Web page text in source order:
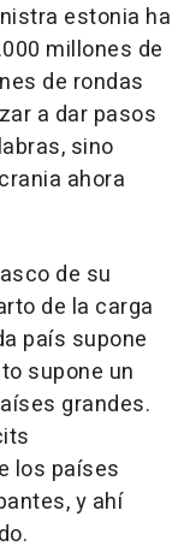
estonia ha
millones de
de rondas
a dar pasos
sino
ahora
de su
de la carga
país supone
supone un
grandes.
los países
y ahí